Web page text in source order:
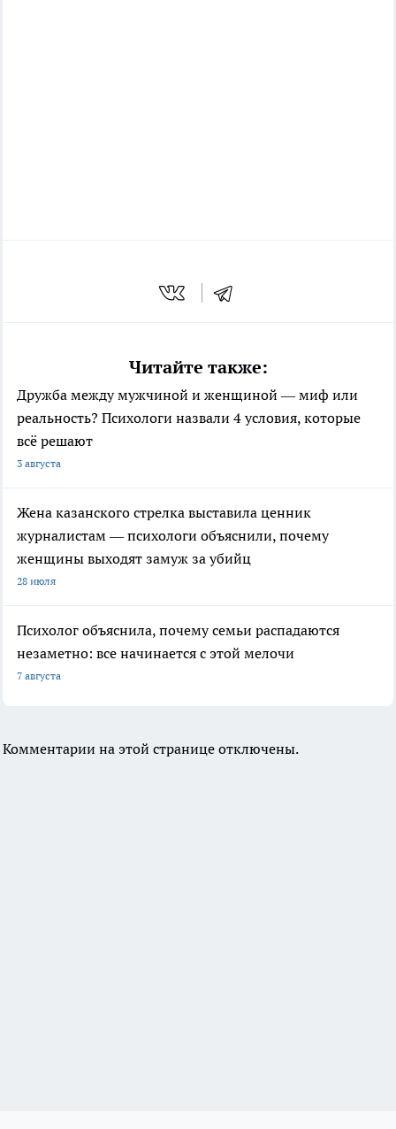
Читайте также:
Дружба между мужчиной и женщиной — миф или
реальность? Психологи назвали 4 условия, которые
всё решают
3 августа
Жена казанского стрелка выставила ценник
журналистам — психологи объяснили, почему
женщины выходят замуж за убийц
28 июля
Психолог объяснила, почему семьи распадаются
незаметно: все начинается с этой мелочи
7 августа
Комментарии на этой странице отключены.